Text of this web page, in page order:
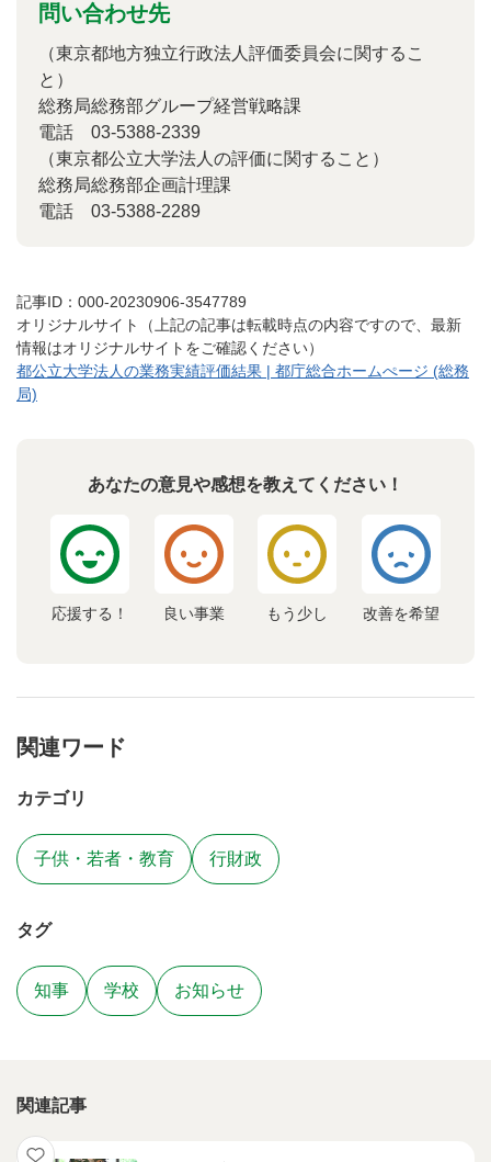
問い合わせ先
（東京都地方独立行政法人評価委員会に関するこ
と）
総務局総務部グループ経営戦略課
電話 03-5388-2339
（東京都公立大学法人の評価に関すること）
総務局総務部企画計理課
電話 03-5388-2289
記事ID：000-20230906-3547789
オリジナルサイト（上記の記事は転載時点の内容ですので、最新
情報はオリジナルサイトをご確認ください）
都公立大学法人の業務実績評価結果 | 都庁総合ホームぺージ (総務
局)
あなたの意見や感想を教えてください！
応援する！ 良い事業 もう少し 改善を希望
関連ワード
カテゴリ
子供・若者・教育 行財政
タグ
知事 学校 お知らせ
関連記事